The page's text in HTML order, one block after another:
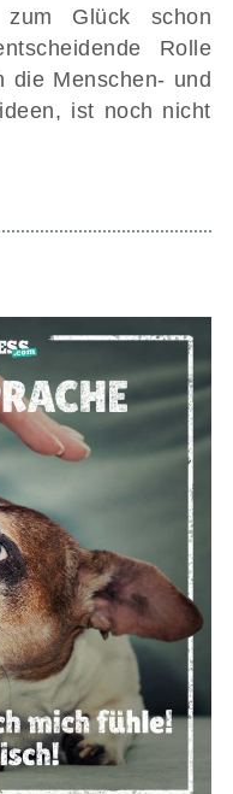
zum Glück schon
Rolle
die Menschen- und
ist noch nicht